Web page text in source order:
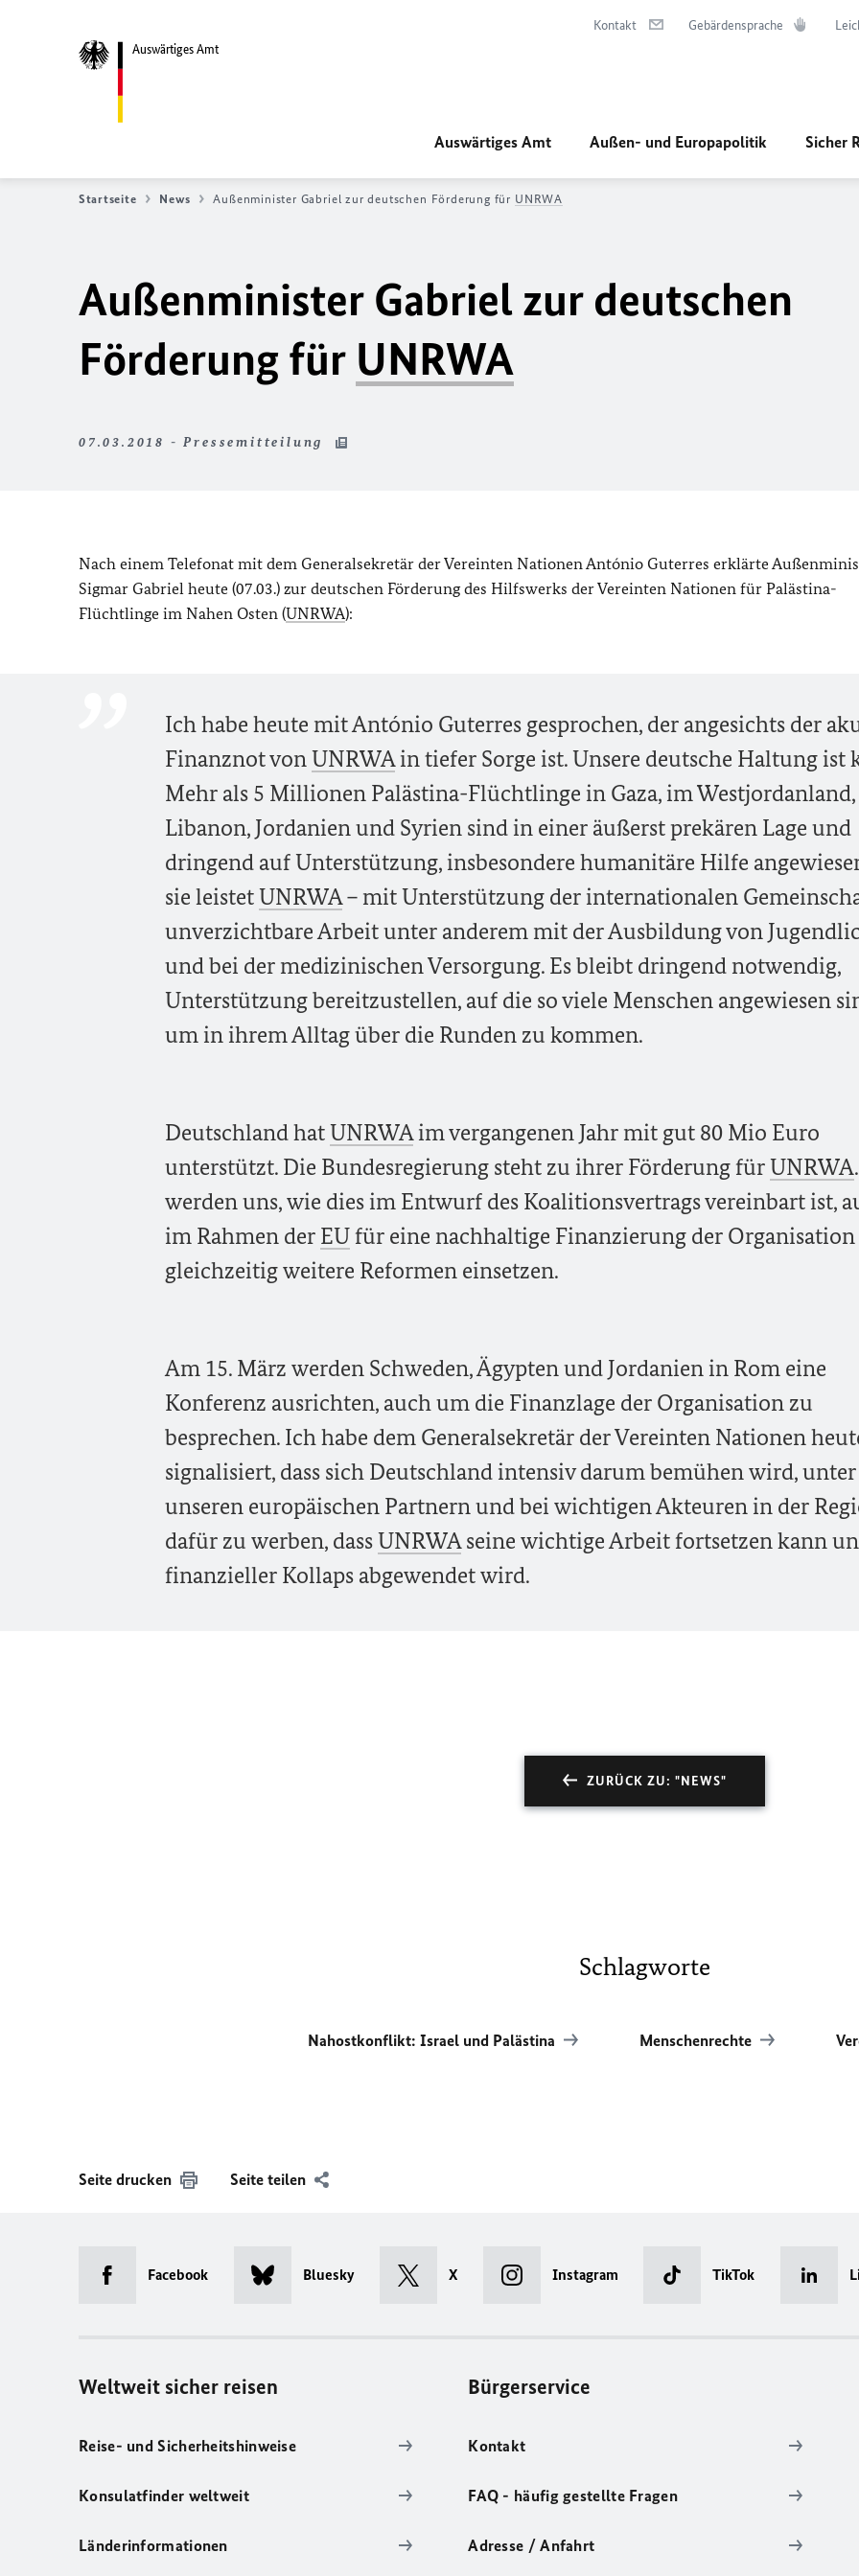
Auswärtiges Amt
Kontakt Gebärdensprache
Auswärtiges Amt Außen- und Europapolitik Sicher
Startseite News Außenminister Gabriel zur deutschen Förderung für UNRWA
Außenminister Gabriel zur deutschen
Förderung für UNRWA
07.03.2018 - Pressemitteilung
Nach einem Telefonat mit dem Generalsekretär der Vereinten Nationen António Guterres erklärte
Sigmar Gabriel heute (07.03.) zur deutschen Förderung des Hilfswerks der Vereinten Nationen für Palästina-
Flüchtlinge im Nahen Osten (UNRWA):
Ich habe heute mit António Guterres gesprochen, der angesichts der
Finanznot vonUNRWAin tiefer Sorge ist. Unsere deutsche Haltung ist
Mehr als 5 Millionen Palästina-Flüchtlinge in Gaza, im
Libanon, Jordanien und Syrien sind in einer äußerst prekären Lage und
dringend auf Unterstützung, insbesondere humanitäre Hilfe
sie leistetUNRWA– mit Unterstützung der internationalen
unverzichtbare Arbeit unter anderem mit der Ausbildung von
und bei der medizinischen Versorgung. Es bleibt dringend notwendig,
Unterstützung bereitzustellen, auf die so viele Menschen angewiesen
um in ihrem Alltag über die Runden zu kommen.
Deutschland hatUNRWAim vergangenen Jahr mit gut 80 Mio Euro
unterstützt. Die Bundesregierung steht zu ihrer Förderung fürUNRWA
werden uns, wie dies im Entwurf des Koalitionsvertrags vereinbart ist,
im Rahmen der EUfür eine nachhaltige Finanzierung der
gleichzeitig weitere Reformen einsetzen.
Am 15. März werden Schweden, Ägypten und Jordanien in Rom eine
Konferenz ausrichten, auch um die Finanzlage der Organisation zu
besprechen. Ich habe dem Generalsekretär der Vereinten Nationen
signalisiert, dass sich Deutschland intensiv darum bemühen wird, unter
unseren europäischen Partnern und bei wichtigen Akteuren in der
dafür zu werben, dassUNRWAseine wichtige Arbeit fortsetzen kann
finanzieller Kollaps abgewendet wird.
ZURÜCK ZU: "NEWS"
Schlagworte
Nahostkonflikt: Israel und Palästina Menschenrechte
Seite drucken Seite teilen
Facebook Bluesky X Instagram TikTok
Weltweit sicher reisen
Reise- und Sicherheitshinweise
Konsulatfinder weltweit
Länderinformationen
Bürgerservice
Kontakt
FAQ - häufig gestellte Fragen
Adresse / Anfahrt